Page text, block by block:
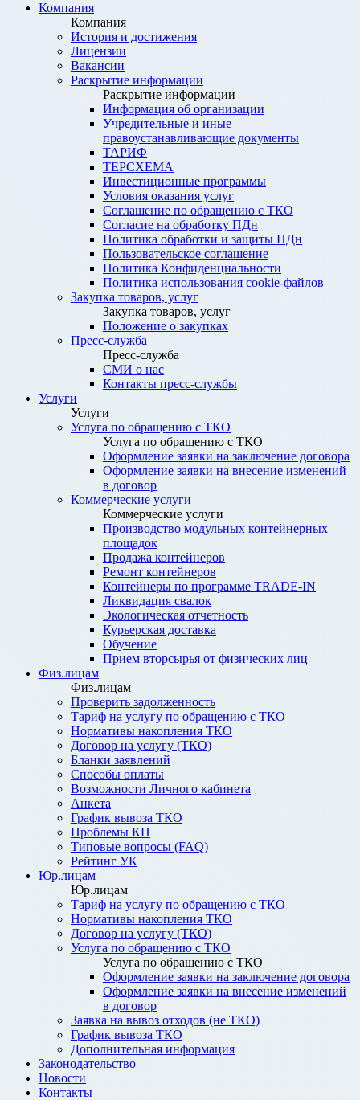
Компания
Компания
История и достижения
Лицензии
Вакансии
Раскрытие информации
Раскрытие информации
Информация об организации
Учредительные и иные
правоустанавливающие документы
ТАРИФ
ТЕРСХЕМА
Инвестиционные программы
Условия оказания услуг
Соглашение по обращению с ТКО
Согласие на обработку ПДн
Политика обработки и защиты ПДн
Пользовательское соглашение
Политика Конфиденциальности
Политика использования cookie-файлов
Закупка товаров, услуг
Закупка товаров, услуг
Положение о закупках
Пресс-служба
Пресс-служба
СМИ о нас
Контакты пресс-службы
Услуги
Услуги
Услуга по обращению с ТКО
Услуга по обращению с ТКО
Оформление заявки на заключение договора
Оформление заявки на внесение изменений
в договор
Коммерческие услуги
Коммерческие услуги
Производство модульных контейнерных
площадок
Продажа контейнеров
Ремонт контейнеров
Контейнеры по программе TRADE-IN
Ликвидация свалок
Экологическая отчетность
Курьерская доставка
Обучение
Прием вторсырья от физических лиц
Физ.лицам
Физ.лицам
Проверить задолженность
Тариф на услугу по обращению с ТКО
Нормативы накопления ТКО
Договор на услугу (ТКО)
Бланки заявлений
Способы оплаты
Возможности Личного кабинета
Анкета
График вывоза ТКО
Проблемы КП
Типовые вопросы (FAQ)
Рейтинг УК
Юр.лицам
Юр.лицам
Тариф на услугу по обращению с ТКО
Нормативы накопления ТКО
Договор на услугу (ТКО)
Услуга по обращению с ТКО
Услуга по обращению с ТКО
Оформление заявки на заключение договора
Оформление заявки на внесение изменений
в договор
Заявка на вывоз отходов (не ТКО)
График вывоза ТКО
Дополнительная информация
Законодательство
Новости
Контакты